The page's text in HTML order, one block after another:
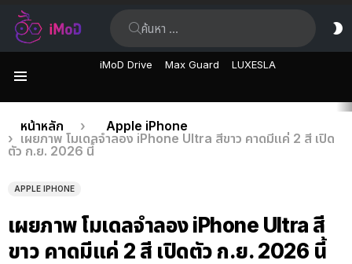
iMoD Drive Max Guard LUXESLA
เรื่อง
ล่าสุด
คุณอยู่ที่นี่:
หน้าหลัก
Apple iPhone
เผยภาพ โมเดลจำลอง iPhone Ultra สีขาว คาดมีแค่ 2 สี เปิด
ตัว ก.ย. 2026 นี้
APPLE IPHONE
เผยภาพ โมเดลจำลอง iPhone Ultra สี
ขาว คาดมีแค่ 2 สี เปิดตัว ก.ย. 2026 นี้